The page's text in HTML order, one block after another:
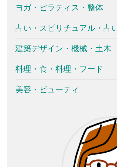
ヨガ・ピラティス・整体
占い・スピリチュアル・占
建築デザイン・機械・土木
料理・食・料理・フード
美容・ビューティ